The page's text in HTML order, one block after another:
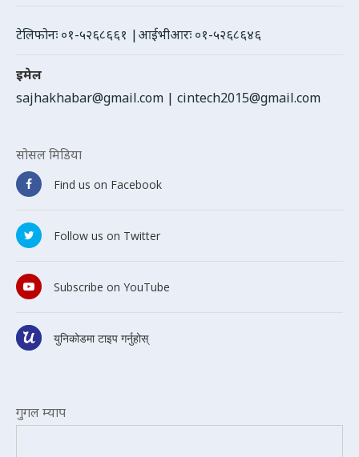
टेलिफोनः ०१-५२६८६६१ |आईभीआरः ०१-५२६८६४६
इमेल
sajhakhabar@gmail.com | cintech2015@gmail.com
सोसल मिडिया
Find us on Facebook
Follow us on Twitter
Subscribe on YouTube
युनिकोडमा टाइप गर्नुहोस्
गुगल म्याप